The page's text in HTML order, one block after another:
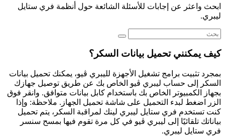
ابحث واعثر عن إجابات للأسئلة الشائعة حول أنظمة فري ستايل
ليبري.
كيف يمكنني تحميل بيانات السكر؟
بمجرد تثبيت برامج تشغيل الأجهزة لليبري ڤيو، يمكنك تحميل بيانات
السكر إلى حساب ليبري ڤيو الخاص بك عن طريق توصيل جهازك
بجهاز الكمبيوتر الخاص بك باستخدام كابل بيانات متوافق. وانقر فوق
الزر اضغط لبدء التحميل على شاشة تحميل الجهاز. ملاحظة: وإذا
كنت تستخدم فري ستايل ليبري لينك لمراقبة السكر، يتم تحميل
بياناتك تلقائيًا إلى ليبري ڤيو في كل مرة تقوم فيها بمسح سنسر
فري ستايل ليبري.